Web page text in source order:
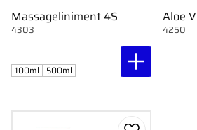
Massageliniment 4S
4303
100ml 500ml
Aloe
4250